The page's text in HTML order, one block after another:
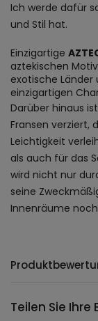
Ich werde dafür
und Stil hat.
Einzigartige
aztekischen
exotische
einzigartigen
Darüber hinaus
Fransen verziert,
Leichtigkeit
als auch für das
wird nicht nur
seine
Innenräume
Teilen Sie